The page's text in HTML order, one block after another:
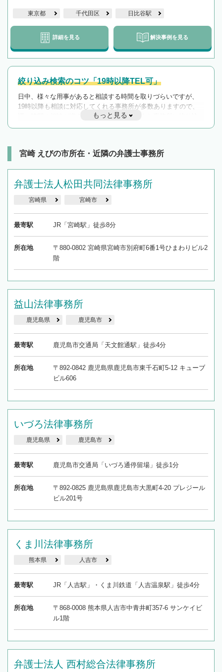
東京都 千代田区 日比谷駅
詳細を見る 解決事例を見る
絞り込み検索のコツ「19時以降TEL可」
日中、様々な用事があると相談する時間を取りづらいですが、
19時以降も相談に対応してくれる事務所が多数ありますので、
遅い時間の相談が増えそうな場合はそのような事務所に絞り込
んで検索してみましょう。
を加えて再検索
もっと見る
宮崎 えびの市所在・近隣の弁護士事務所
弁護士法人松田共同法律事務所
宮崎県 宮崎市
最寄駅 JR「宮崎駅」徒歩8分
所在地
〒880-0802 宮崎県宮崎市別府町6番1号ひまわりビル2
階
益山法律事務所
鹿児島県 鹿児島市
最寄駅 鹿児島市交通局「天文館通駅」徒歩4分
所在地
〒892-0842 鹿児島県鹿児島市東千石町5-12 キューブ
ビル606
いづろ法律事務所
鹿児島県 鹿児島市
最寄駅 鹿児島市交通局「いづろ通停留場」徒歩1分
所在地
〒892-0825 鹿児島県鹿児島市大黒町4-20 プレジール
ビル201号
くま川法律事務所
熊本県 人吉市
最寄駅 JR「人吉駅」・くま川鉄道「人吉温泉駅」徒歩4分
所在地
〒868-0008 熊本県人吉市中青井町357-6 サンケイビ
ル1階
弁護士法人 西村総合法律事務所